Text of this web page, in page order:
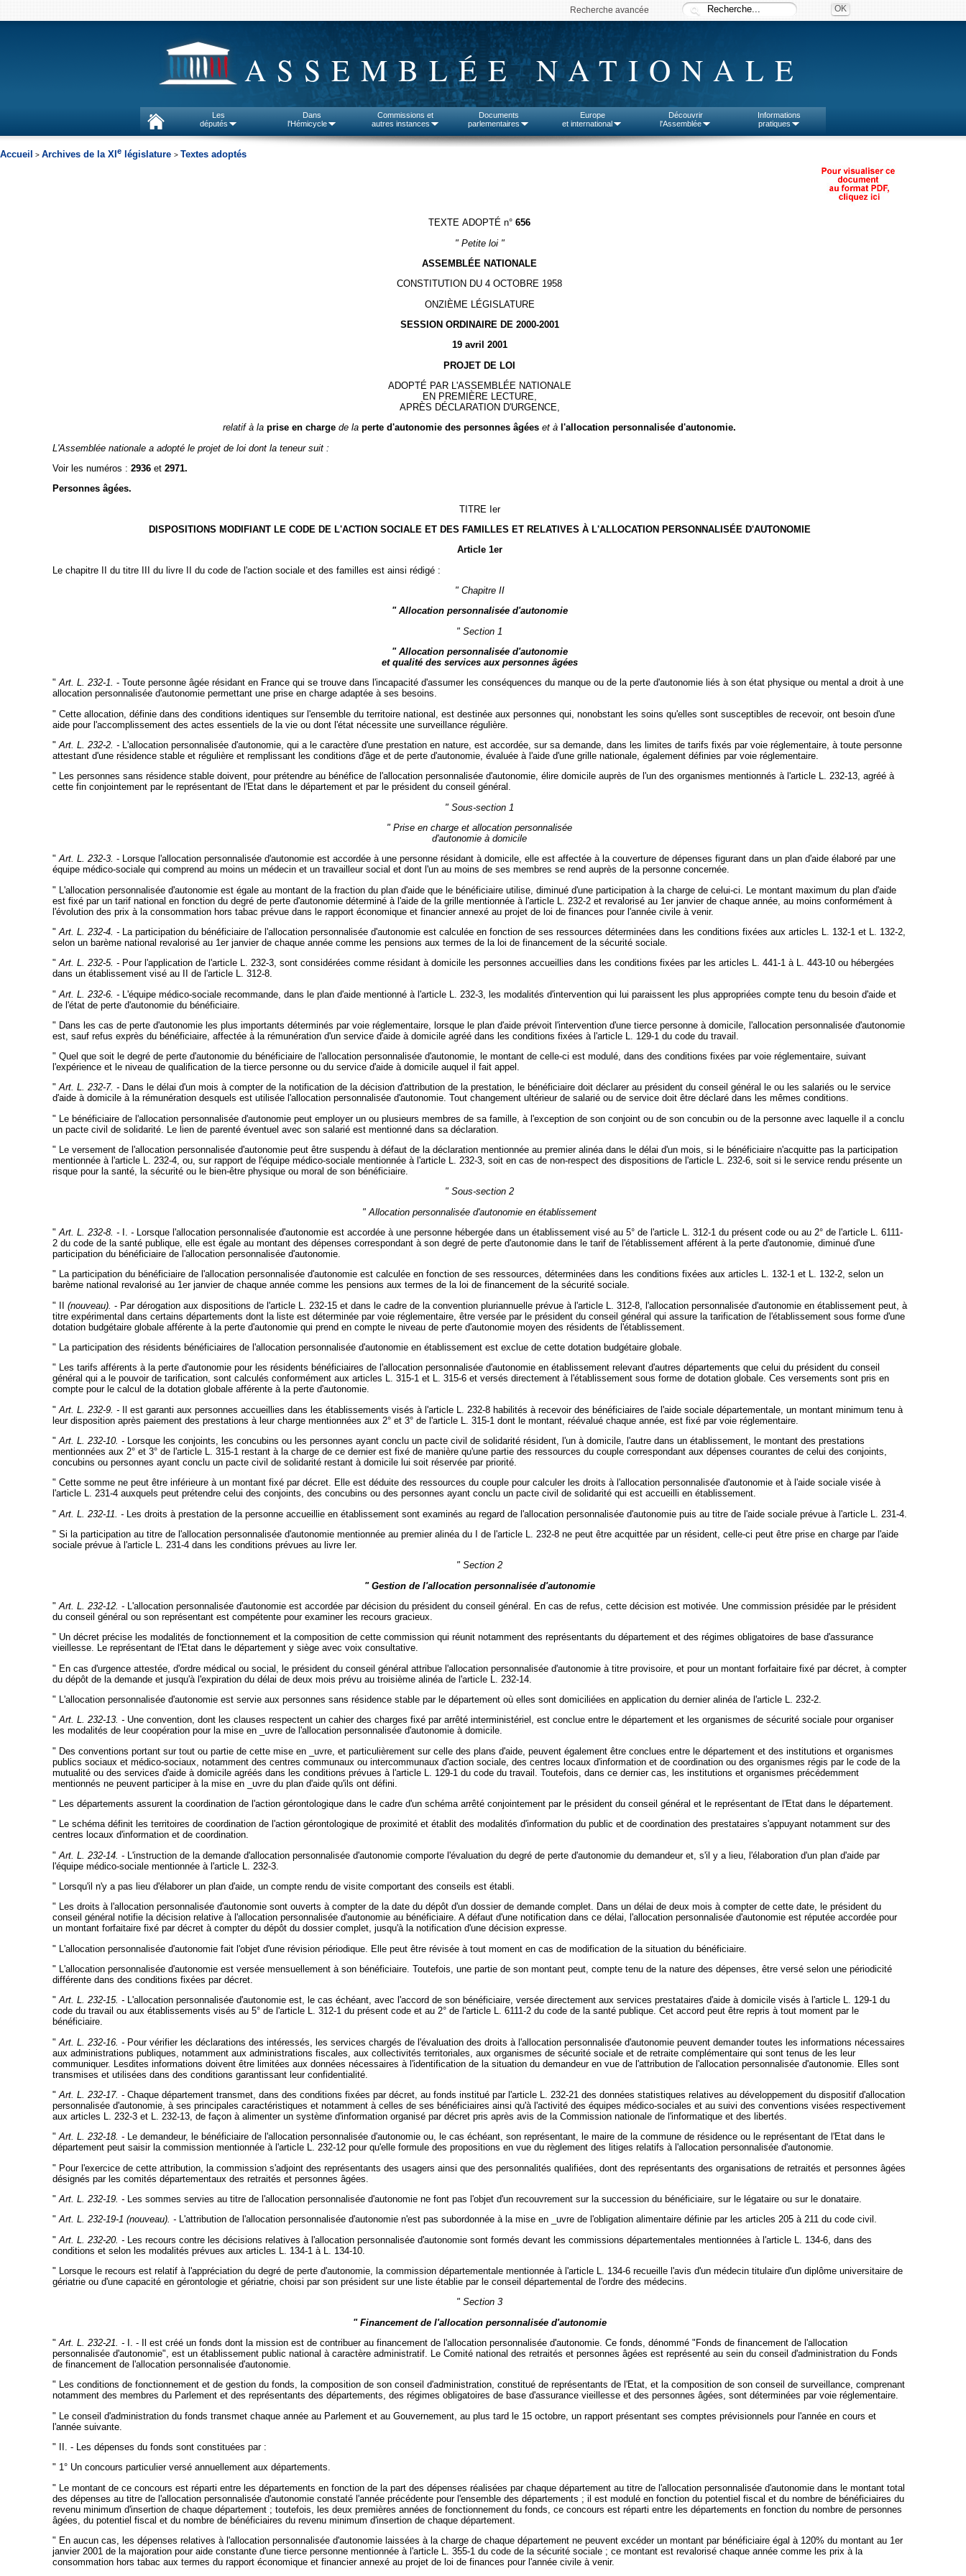
Recherche avancée
ASSEMBLÉE NATIONALE
Les
députés
Dans
l'Hémicycle
Commissions et
autres instances
Documents
parlementaires
Europe
et international
Découvrir
l'Assemblée
Informations
pratiques
Accueil > Archives de la XI e législature > Textes adoptés
TEXTE ADOPTÉ n° 656
" Petite loi "
ASSEMBLÉE NATIONALE
CONSTITUTION DU 4 OCTOBRE 1958
ONZIÈME LÉGISLATURE
SESSION ORDINAIRE DE 2000-2001
19 avril 2001
PROJET DE LOI
ADOPTÉ PAR L'ASSEMBLÉE NATIONALE
EN PREMIÈRE LECTURE,
APRÈS DÉCLARATION D'URGENCE,
relatif à la prise en charge de la perte d'autonomie des personnes âgées et à l'allocation personnalisée d'autonomie.
L'Assemblée nationale a adopté le projet de loi dont la teneur suit :
Voir les numéros : 2936 et 2971.
Personnes âgées.
TITRE Ier
DISPOSITIONS MODIFIANT LE CODE DE L'ACTION SOCIALE ET DES FAMILLES ET RELATIVES À L'ALLOCATION PERSONNALISÉE D'AUTONOMIE
Article 1er
Le chapitre II du titre III du livre II du code de l'action sociale et des familles est ainsi rédigé :
" Chapitre II
" Allocation personnalisée d'autonomie
" Section 1
" Allocation personnalisée d'autonomie
et qualité des services aux personnes âgées
"Art. L. 232-1. - Toute personne âgée résidant en France qui se trouve dans l'incapacité d'assumer les conséquences du manque ou de la perte d'autonomie liés à son état physique ou mental a droit à une
allocation personnalisée d'autonomie permettant une prise en charge adaptée à ses besoins.
" Cette allocation, définie dans des conditions identiques sur l'ensemble du territoire national, est destinée aux personnes qui, nonobstant les soins qu'elles sont susceptibles de recevoir, ont besoin d'une
aide pour l'accomplissement des actes essentiels de la vie ou dont l'état nécessite une surveillance régulière.
" Art. L. 232-2. -L'allocation personnalisée d'autonomie, qui a le caractère d'une prestation en nature, est accordée, sur sa demande, dans les limites de tarifs fixés par voie réglementaire, à toute personne
attestant d'une résidence stable et régulière et remplissant les conditions d'âge et de perte d'autonomie, évaluée à l'aide d'une grille nationale, également définies par voie réglementaire.
" Les personnes sans résidence stable doivent, pour prétendre au bénéfice de l'allocation personnalisée d'autonomie, élire domicile auprès de l'un des organismes mentionnés à l'article L. 232-13, agréé à
cette fin conjointement par le représentant de l'Etat dans le département et par le président du conseil général.
" Sous-section 1
" Prise en charge et allocation personnalisée
d'autonomie à domicile
"Art. L. 232-3. - Lorsque l'allocation personnalisée d'autonomie est accordée à une personne résidant à domicile, elle est affectée à la couverture de dépenses figurant dans un plan d'aide élaboré par une
équipe médico-sociale qui comprend au moins un médecin et un travailleur social et dont l'un au moins de ses membres se rend auprès de la personne concernée.
" L'allocation personnalisée d'autonomie est égale au montant de la fraction du plan d'aide que le bénéficiaire utilise, diminué d'une participation à la charge de celui-ci. Le montant maximum du plan d'aide
est fixé par un tarif national en fonction du degré de perte d'autonomie déterminé à l'aide de la grille mentionnée à l'article L. 232-2 et revalorisé au 1er janvier de chaque année, au moins conformément à
l'évolution des prix à la consommation hors tabac prévue dans le rapport économique et financier annexé au projet de loi de finances pour l'année civile à venir.
" Art. L. 232-4. -La participation du bénéficiaire de l'allocation personnalisée d'autonomie est calculée en fonction de ses ressources déterminées dans les conditions fixées aux articles L. 132-1 et L. 132-2,
selon un barème national revalorisé au 1er janvier de chaque année comme les pensions aux termes de la loi de financement de la sécurité sociale.
"Art. L. 232-5. -Pour l'application de l'article L. 232-3, sont considérées comme résidant à domicile les personnes accueillies dans les conditions fixées par les articles L. 441-1 à L. 443-10 ou hébergées
dans un établissement visé au II de l'article L. 312-8.
" Art. L. 232-6. -L'équipe médico-sociale recommande, dans le plan d'aide mentionné à l'article L. 232-3, les modalités d'intervention qui lui paraissent les plus appropriées compte tenu du besoin d'aide et
de l'état de perte d'autonomie du bénéficiaire.
" Dans les cas de perte d'autonomie les plus importants déterminés par voie réglementaire, lorsque le plan d'aide prévoit l'intervention d'une tierce personne à domicile, l'allocation personnalisée d'autonomie
est, sauf refus exprès du bénéficiaire, affectée à la rémunération d'un service d'aide à domicile agréé dans les conditions fixées à l'article L. 129-1 du code du travail.
" Quel que soit le degré de perte d'autonomie du bénéficiaire de l'allocation personnalisée d'autonomie, le montant de celle-ci est modulé, dans des conditions fixées par voie réglementaire, suivant
l'expérience et le niveau de qualification de la tierce personne ou du service d'aide à domicile auquel il fait appel.
"Art. L. 232-7. -Dans le délai d'un mois à compter de la notification de la décision d'attribution de la prestation, le bénéficiaire doit déclarer au président du conseil général le ou les salariés ou le service
d'aide à domicile à la rémunération desquels est utilisée l'allocation personnalisée d'autonomie. Tout changement ultérieur de salarié ou de service doit être déclaré dans les mêmes conditions.
" Le bénéficiaire de l'allocation personnalisée d'autonomie peut employer un ou plusieurs membres de sa famille, à l'exception de son conjoint ou de son concubin ou de la personne avec laquelle il a conclu
un pacte civil de solidarité. Le lien de parenté éventuel avec son salarié est mentionné dans sa déclaration.
" Le versement de l'allocation personnalisée d'autonomie peut être suspendu à défaut de la déclaration mentionnée au premier alinéa dans le délai d'un mois, si le bénéficiaire n'acquitte pas la participation
mentionnée à l'article L. 232-4, ou, sur rapport de l'équipe médico-sociale mentionnée à l'article L. 232-3, soit en cas de non-respect des dispositions de l'article L. 232-6, soit si le service rendu présente un
risque pour la santé, la sécurité ou le bien-être physique ou moral de son bénéficiaire.
" Sous-section 2
" Allocation personnalisée d'autonomie en établissement
"Art. L. 232-8. - I. -Lorsque l'allocation personnalisée d'autonomie est accordée à une personne hébergée dans un établissement visé au 5° de l'article L. 312-1 du présent code ou au 2° de l'article L. 6111-
2 du code de la santé publique, elle est égale au montant des dépenses correspondant à son degré de perte d'autonomie dans le tarif de l'établissement afférent à la perte d'autonomie, diminué d'une
participation du bénéficiaire de l'allocation personnalisée d'autonomie.
" La participation du bénéficiaire de l'allocation personnalisée d'autonomie est calculée en fonction de ses ressources, déterminées dans les conditions fixées aux articles L. 132-1 et L. 132-2, selon un
barème national revalorisé au 1er janvier de chaque année comme les pensions aux termes de la loi de financement de la sécurité sociale.
" II (nouveau). - Par dérogation aux dispositions de l'article L. 232-15 et dans le cadre de la convention pluriannuelle prévue à l'article L. 312-8, l'allocation personnalisée d'autonomie en établissement peut, à
titre expérimental dans certains départements dont la liste est déterminée par voie réglementaire, être versée par le président du conseil général qui assure la tarification de l'établissement sous forme d'une
dotation budgétaire globale afférente à la perte d'autonomie qui prend en compte le niveau de perte d'autonomie moyen des résidents de l'établissement.
" La participation des résidents bénéficiaires de l'allocation personnalisée d'autonomie en établissement est exclue de cette dotation budgétaire globale.
" Les tarifs afférents à la perte d'autonomie pour les résidents bénéficiaires de l'allocation personnalisée d'autonomie en établissement relevant d'autres départements que celui du président du conseil
général qui a le pouvoir de tarification, sont calculés conformément aux articles L. 315-1 et L. 315-6 et versés directement à l'établissement sous forme de dotation globale. Ces versements sont pris en
compte pour le calcul de la dotation globale afférente à la perte d'autonomie.
" Art. L. 232-9. -Il est garanti aux personnes accueillies dans les établissements visés à l'article L. 232-8 habilités à recevoir des bénéficiaires de l'aide sociale départementale, un montant minimum tenu à
leur disposition après paiement des prestations à leur charge mentionnées aux 2° et 3° de l'article L. 315-1 dont le montant, réévalué chaque année, est fixé par voie réglementaire.
"Art. L. 232-10. -Lorsque les conjoints, les concubins ou les personnes ayant conclu un pacte civil de solidarité résident, l'un à domicile, l'autre dans un établissement, le montant des prestations
mentionnées aux 2° et 3° de l'article L. 315-1 restant à la charge de ce dernier est fixé de manière qu'une partie des ressources du couple correspondant aux dépenses courantes de celui des conjoints,
concubins ou personnes ayant conclu un pacte civil de solidarité restant à domicile lui soit réservée par priorité.
" Cette somme ne peut être inférieure à un montant fixé par décret. Elle est déduite des ressources du couple pour calculer les droits à l'allocation personnalisée d'autonomie et à l'aide sociale visée à
l'article L. 231-4 auxquels peut prétendre celui des conjoints, des concubins ou des personnes ayant conclu un pacte civil de solidarité qui est accueilli en établissement.
" Art. L. 232-11. -Les droits à prestation de la personne accueillie en établissement sont examinés au regard de l'allocation personnalisée d'autonomie puis au titre de l'aide sociale prévue à l'article L. 231-4.
" Si la participation au titre de l'allocation personnalisée d'autonomie mentionnée au premier alinéa du I de l'article L. 232-8 ne peut être acquittée par un résident, celle-ci peut être prise en charge par l'aide
sociale prévue à l'article L. 231-4 dans les conditions prévues au livre Ier.
" Section 2
" Gestion de l'allocation personnalisée d'autonomie
"Art. L. 232-12. -L'allocation personnalisée d'autonomie est accordée par décision du président du conseil général. En cas de refus, cette décision est motivée. Une commission présidée par le président
du conseil général ou son représentant est compétente pour examiner les recours gracieux.
" Un décret précise les modalités de fonctionnement et la composition de cette commission qui réunit notamment des représentants du département et des régimes obligatoires de base d'assurance
vieillesse. Le représentant de l'Etat dans le département y siège avec voix consultative.
" En cas d'urgence attestée, d'ordre médical ou social, le président du conseil général attribue l'allocation personnalisée d'autonomie à titre provisoire, et pour un montant forfaitaire fixé par décret, à compter
du dépôt de la demande et jusqu'à l'expiration du délai de deux mois prévu au troisième alinéa de l'article L. 232-14.
" L'allocation personnalisée d'autonomie est servie aux personnes sans résidence stable par le département où elles sont domiciliées en application du dernier alinéa de l'article L. 232-2.
"Art. L. 232-13. -Une convention, dont les clauses respectent un cahier des charges fixé par arrêté interministériel, est conclue entre le département et les organismes de sécurité sociale pour organiser
les modalités de leur coopération pour la mise en _uvre de l'allocation personnalisée d'autonomie à domicile.
" Des conventions portant sur tout ou partie de cette mise en _uvre, et particulièrement sur celle des plans d'aide, peuvent également être conclues entre le département et des institutions et organismes
publics sociaux et médico-sociaux, notamment des centres communaux ou intercommunaux d'action sociale, des centres locaux d'information et de coordination ou des organismes régis par le code de la
mutualité ou des services d'aide à domicile agréés dans les conditions prévues à l'article L. 129-1 du code du travail. Toutefois, dans ce dernier cas, les institutions et organismes précédemment
mentionnés ne peuvent participer à la mise en _uvre du plan d'aide qu'ils ont défini.
" Les départements assurent la coordination de l'action gérontologique dans le cadre d'un schéma arrêté conjointement par le président du conseil général et le représentant de l'Etat dans le département.
" Le schéma définit les territoires de coordination de l'action gérontologique de proximité et établit des modalités d'information du public et de coordination des prestataires s'appuyant notamment sur des
centres locaux d'information et de coordination.
" Art. L. 232-14. -L'instruction de la demande d'allocation personnalisée d'autonomie comporte l'évaluation du degré de perte d'autonomie du demandeur et, s'il y a lieu, l'élaboration d'un plan d'aide par
l'équipe médico-sociale mentionnée à l'article L. 232-3.
" Lorsqu'il n'y a pas lieu d'élaborer un plan d'aide, un compte rendu de visite comportant des conseils est établi.
" Les droits à l'allocation personnalisée d'autonomie sont ouverts à compter de la date du dépôt d'un dossier de demande complet. Dans un délai de deux mois à compter de cette date, le président du
conseil général notifie la décision relative à l'allocation personnalisée d'autonomie au bénéficiaire. A défaut d'une notification dans ce délai, l'allocation personnalisée d'autonomie est réputée accordée pour
un montant forfaitaire fixé par décret à compter du dépôt du dossier complet, jusqu'à la notification d'une décision expresse.
" L'allocation personnalisée d'autonomie fait l'objet d'une révision périodique. Elle peut être révisée à tout moment en cas de modification de la situation du bénéficiaire.
" L'allocation personnalisée d'autonomie est versée mensuellement à son bénéficiaire. Toutefois, une partie de son montant peut, compte tenu de la nature des dépenses, être versé selon une périodicité
différente dans des conditions fixées par décret.
"Art. L. 232-15. -L'allocation personnalisée d'autonomie est, le cas échéant, avec l'accord de son bénéficiaire, versée directement aux services prestataires d'aide à domicile visés à l'article L. 129-1 du
code du travail ou aux établissements visés au 5° de l'article L. 312-1 du présent code et au 2° de l'article L. 6111-2 du code de la santé publique. Cet accord peut être repris à tout moment par le
bénéficiaire.
" Art. L. 232-16. -Pour vérifier les déclarations des intéressés, les services chargés de l'évaluation des droits à l'allocation personnalisée d'autonomie peuvent demander toutes les informations nécessaires
aux administrations publiques, notamment aux administrations fiscales, aux collectivités territoriales, aux organismes de sécurité sociale et de retraite complémentaire qui sont tenus de les leur
communiquer. Lesdites informations doivent être limitées aux données nécessaires à l'identification de la situation du demandeur en vue de l'attribution de l'allocation personnalisée d'autonomie. Elles sont
transmises et utilisées dans des conditions garantissant leur confidentialité.
" Art. L. 232-17. - Chaque département transmet, dans des conditions fixées par décret, au fonds institué par l'article L. 232-21 des données statistiques relatives au développement du dispositif d'allocation
personnalisée d'autonomie, à ses principales caractéristiques et notamment à celles de ses bénéficiaires ainsi qu'à l'activité des équipes médico-sociales et au suivi des conventions visées respectivement
aux articles L. 232-3 et L. 232-13, de façon à alimenter un système d'information organisé par décret pris après avis de la Commission nationale de l'informatique et des libertés.
"Art. L. 232-18. - Le demandeur, le bénéficiaire de l'allocation personnalisée d'autonomie ou, le cas échéant, son représentant, le maire de la commune de résidence ou le représentant de l'Etat dans le
département peut saisir la commission mentionnée à l'article L. 232-12 pour qu'elle formule des propositions en vue du règlement des litiges relatifs à l'allocation personnalisée d'autonomie.
" Pour l'exercice de cette attribution, la commission s'adjoint des représentants des usagers ainsi que des personnalités qualifiées, dont des représentants des organisations de retraités et personnes âgées
désignés par les comités départementaux des retraités et personnes âgées.
" Art. L. 232-19. -Les sommes servies au titre de l'allocation personnalisée d'autonomie ne font pas l'objet d'un recouvrement sur la succession du bénéficiaire, sur le légataire ou sur le donataire.
"Art. L. 232-19-1 (nouveau). -L'attribution de l'allocation personnalisée d'autonomie n'est pas subordonnée à la mise en _uvre de l'obligation alimentaire définie par les articles 205 à 211 du code civil.
" Art. L. 232-20. - Les recours contre les décisions relatives à l'allocation personnalisée d'autonomie sont formés devant les commissions départementales mentionnées à l'article L. 134-6, dans des
conditions et selon les modalités prévues aux articles L. 134-1 à L. 134-10.
" Lorsque le recours est relatif à l'appréciation du degré de perte d'autonomie, la commission départementale mentionnée à l'article L. 134-6 recueille l'avis d'un médecin titulaire d'un diplôme universitaire de
gériatrie ou d'une capacité en gérontologie et gériatrie, choisi par son président sur une liste établie par le conseil départemental de l'ordre des médecins.
" Section 3
" Financement de l'allocation personnalisée d'autonomie
" Art. L. 232-21. -I. - Il est créé un fonds dont la mission est de contribuer au financement de l'allocation personnalisée d'autonomie. Ce fonds, dénommé "Fonds de financement de l'allocation
personnalisée d'autonomie", est un établissement public national à caractère administratif. Le Comité national des retraités et personnes âgées est représenté au sein du conseil d'administration du Fonds
de financement de l'allocation personnalisée d'autonomie.
" Les conditions de fonctionnement et de gestion du fonds, la composition de son conseil d'administration, constitué de représentants de l'Etat, et la composition de son conseil de surveillance, comprenant
notamment des membres du Parlement et des représentants des départements, des régimes obligatoires de base d'assurance vieillesse et des personnes âgées, sont déterminées par voie réglementaire.
" Le conseil d'administration du fonds transmet chaque année au Parlement et au Gouvernement, au plus tard le 15 octobre, un rapport présentant ses comptes prévisionnels pour l'année en cours et
l'année suivante.
" II. - Les dépenses du fonds sont constituées par :
" 1° Un concours particulier versé annuellement aux départements.
" Le montant de ce concours est réparti entre les départements en fonction de la part des dépenses réalisées par chaque département au titre de l'allocation personnalisée d'autonomie dans le montant total
des dépenses au titre de l'allocation personnalisée d'autonomie constaté l'année précédente pour l'ensemble des départements ; il est modulé en fonction du potentiel fiscal et du nombre de bénéficiaires du
revenu minimum d'insertion de chaque département ; toutefois, les deux premières années de fonctionnement du fonds, ce concours est réparti entre les départements en fonction du nombre de personnes
âgées, du potentiel fiscal et du nombre de bénéficiaires du revenu minimum d'insertion de chaque département.
" En aucun cas, les dépenses relatives à l'allocation personnalisée d'autonomie laissées à la charge de chaque département ne peuvent excéder un montant par bénéficiaire égal à 120% du montant au 1er
janvier 2001 de la majoration pour aide constante d'une tierce personne mentionnée à l'article L. 355-1 du code de la sécurité sociale ; ce montant est revalorisé chaque année comme les prix à la
consommation hors tabac aux termes du rapport économique et financier annexé au projet de loi de finances pour l'année civile à venir.